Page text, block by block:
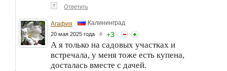
↑ Ответить
Агафия Калининград
20 мая 2025 года # +3
А я только на садовых участках и
встречала, у меня тоже есть купена,
досталась вместе с дачей.